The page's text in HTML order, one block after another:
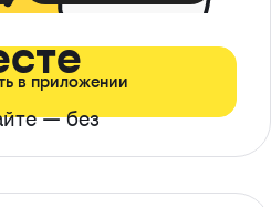
— без
в приложении